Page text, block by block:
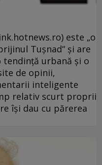
este „o
Tuşnad“ şi are
urbană şi o
de opinii,
inteligente
relativ scurt proprii
îşi dau cu părerea